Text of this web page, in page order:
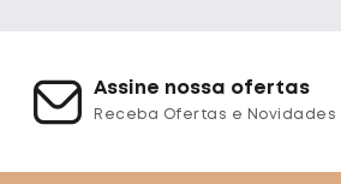
Assine nossa ofertas
Receba Ofertas e Novidades